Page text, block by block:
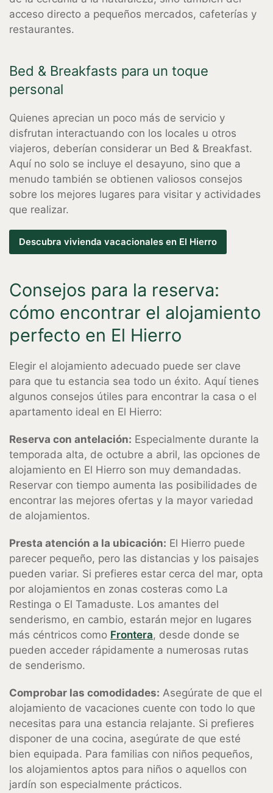
acceso directo a pequeños mercados, cafeterías y
restaurantes.
Bed & Breakfasts para un toque
personal
Quienes aprecian un poco más de servicio y
disfrutan interactuando con los locales u otros
viajeros, deberían considerar un Bed & Breakfast.
Aquí no solo se incluye el desayuno, sino que a
menudo también se obtienen valiosos consejos
sobre los mejores lugares para visitar y actividades
que realizar.
Descubra vivienda vacacionales en El Hierro
Consejos para la reserva:
cómo encontrar el alojamiento
perfecto en El Hierro
Elegir el alojamiento adecuado puede ser clave
para que tu estancia sea todo un éxito. Aquí tienes
algunos consejos útiles para encontrar la casa o el
apartamento ideal en El Hierro:
Reserva con antelación: Especialmente durante la
temporada alta, de octubre a abril, las opciones de
alojamiento en El Hierro son muy demandadas.
Reservar con tiempo aumenta las posibilidades de
encontrar las mejores ofertas y la mayor variedad
de alojamientos.
Presta atención a la ubicación: El Hierro puede
parecer pequeño, pero las distancias y los paisajes
pueden variar. Si prefieres estar cerca del mar, opta
por alojamientos en zonas costeras como La
Restinga o El Tamaduste. Los amantes del
senderismo, en cambio, estarán mejor en lugares
más céntricos como Frontera, desde donde se
pueden acceder rápidamente a numerosas rutas
de senderismo.
Comprobar las comodidades: Asegúrate de que el
alojamiento de vacaciones cuente con todo lo que
necesitas para una estancia relajante. Si prefieres
disponer de una cocina, asegúrate de que esté
bien equipada. Para familias con niños pequeños,
los alojamientos aptos para niños o aquellos con
jardín son especialmente prácticos.